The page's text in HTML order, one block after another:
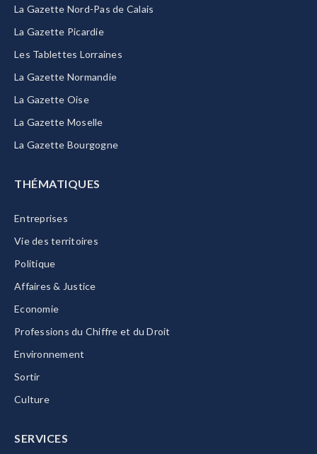
La Gazette Nord-Pas de Calais
La Gazette Picardie
Les Tablettes Lorraines
La Gazette Normandie
La Gazette Oise
La Gazette Moselle
La Gazette Bourgogne
THÉMATIQUES
Entreprises
Vie des territoires
Politique
Affaires & Justice
Economie
Professions du Chiffre et du Droit
Environnement
Sortir
Culture
SERVICES